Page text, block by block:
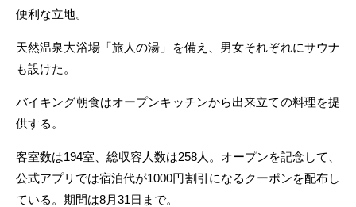
便利な立地。
天然温泉大浴場「旅人の湯」を備え、男女それぞれにサウナ
も設けた。
バイキング朝食はオープンキッチンから出来立ての料理を提
供する。
客室数は194室、総収容人数は258人。オープンを記念して、
公式アプリでは宿泊代が1000円割引になるクーポンを配布し
ている。期間は8月31日まで。